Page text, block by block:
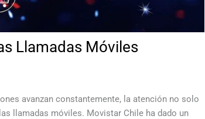
Llamadas Móviles
avanzan constantemente, la atención no solo
llamadas móviles. Movistar Chile ha dado un